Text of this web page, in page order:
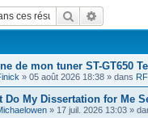
Rechercher
de mon tuner ST-GT650
» 05 août 2026 18:38 » dans RF
Do My Dissertation for Me
» 17 juil. 2026 13:03 »